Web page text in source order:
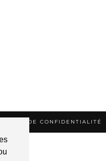
DE CONFIDENTIALITÉ